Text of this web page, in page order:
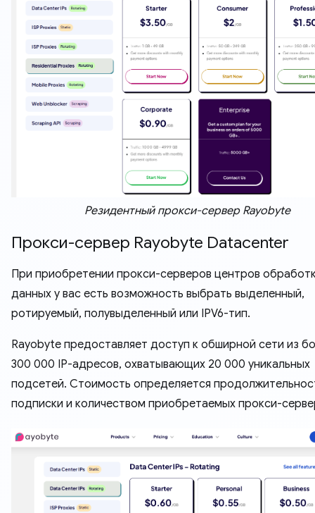
Резидентный прокси-сервер Rayobyte
Прокси-сервер Rayobyte Datacenter
При приобретении прокси-серверов центров
данных у вас есть возможность выбрать выделенный,
ротируемый, полувыделенный или IPV6-тип.
Rayobyte предоставляет доступ к обширной сети из
300 000 IP-адресов, охватывающих 20 000 уникальных
подсетей. Стоимость определяется
подписки и количеством приобретаемых прокси-